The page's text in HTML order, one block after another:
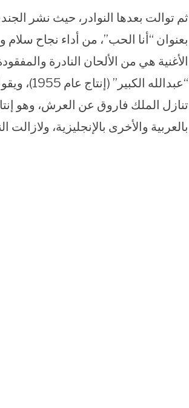
بعنوان “أنا الحب”، من أداء نجاح
الأغنية هي من الألحان النادرة
“عبدالله
تنازل الملك فاروق عن العرش، وهو
بالعربية والأخرى بالإنجليزية،